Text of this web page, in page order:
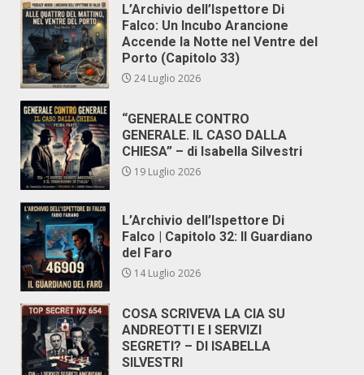
L’Archivio dell’Ispettore Di
Falco: Un Incubo Arancione
Accende la Notte nel Ventre del
Porto (Capitolo 33)
24 Luglio 2026
“GENERALE CONTRO
GENERALE. IL CASO DALLA
CHIESA” – di Isabella Silvestri
19 Luglio 2026
L’Archivio dell’Ispettore Di
Falco | Capitolo 32: Il Guardiano
del Faro
14 Luglio 2026
COSA SCRIVEVA LA CIA SU
ANDREOTTI E I SERVIZI
SEGRETI? – DI ISABELLA
SILVESTRI